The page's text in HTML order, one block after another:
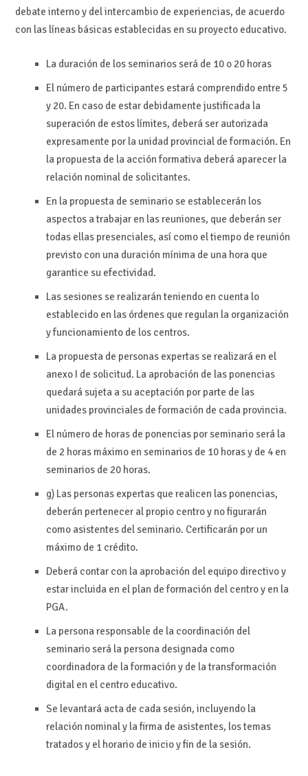
debate interno y del intercambio de experiencias, de acuerdo
con las líneas básicas establecidas en su proyecto educativo.
La duración de los seminarios será de 10 o 20 horas
El número de participantes estará comprendido entre 5
y 20. En caso de estar debidamente justificada la
superación de estos límites, deberá ser autorizada
expresamente por la unidad provincial de formación. En
la propuesta de la acción formativa deberá aparecer la
relación nominal de solicitantes.
En la propuesta de seminario se establecerán los
aspectos a trabajar en las reuniones, que deberán ser
todas ellas presenciales, así como el tiempo de reunión
previsto con una duración mínima de una hora que
garantice su efectividad.
Las sesiones se realizarán teniendo en cuenta lo
establecido en las órdenes que regulan la organización
y funcionamiento de los centros.
La propuesta de personas expertas se realizará en el
anexo I de solicitud. La aprobación de las ponencias
quedará sujeta a su aceptación por parte de las
unidades provinciales de formación de cada provincia.
El número de horas de ponencias por seminario será la
de 2 horas máximo en seminarios de 10 horas y de 4 en
seminarios de 20 horas.
g) Las personas expertas que realicen las ponencias,
deberán pertenecer al propio centro y no figurarán
como asistentes del seminario. Certificarán por un
máximo de 1 crédito.
Deberá contar con la aprobación del equipo directivo y
estar incluida en el plan de formación del centro y en la
PGA.
La persona responsable de la coordinación del
seminario será la persona designada como
coordinadora de la formación y de la transformación
digital en el centro educativo.
Se levantará acta de cada sesión, incluyendo la
relación nominal y la firma de asistentes, los temas
tratados y el horario de inicio y fin de la sesión.